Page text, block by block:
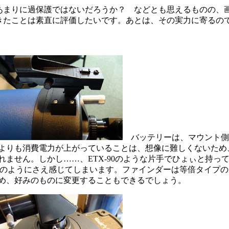
りに過保護ではないだろうか？ などとも思えるものの、
たことは素直に評価したいです。あとは、その実力に寄るの
バッテリーは、マウント
りも消費電力が上がっていることは、想像に難しくないた
ません。しかし……、ETX-90のような片手でひょぃと持っ
ようにさえ感じてしまいます。ファインダーは等倍タイプ
好みのものに変更することもできるでしょう。